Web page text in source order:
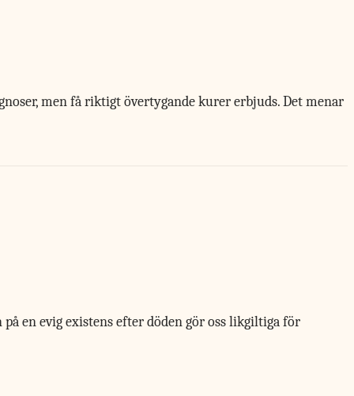
men få riktigt övertygande kurer erbjuds. Det menar
en evig existens efter döden gör oss likgiltiga för